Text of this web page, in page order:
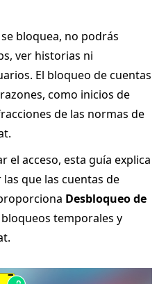
bloquea, no podrás
ver historias ni
El bloqueo de cuentas
como inicios de
de las normas de
el acceso, esta guía explica
que las cuentas de
Desbloqueo de
temporales y